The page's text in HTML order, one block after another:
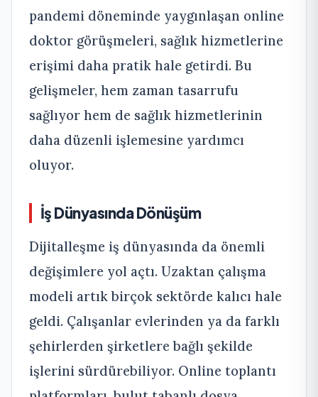
pandemi döneminde yaygınlaşan online
doktor görüşmeleri, sağlık hizmetlerine
erişimi daha pratik hale getirdi. Bu
gelişmeler, hem zaman tasarrufu
sağlıyor hem de sağlık hizmetlerinin
daha düzenli işlemesine yardımcı
oluyor.
İş Dünyasında Dönüşüm
Dijitalleşme iş dünyasında da önemli
değişimlere yol açtı. Uzaktan çalışma
modeli artık birçok sektörde kalıcı hale
geldi. Çalışanlar evlerinden ya da farklı
şehirlerden şirketlere bağlı şekilde
işlerini sürdürebiliyor. Online toplantı